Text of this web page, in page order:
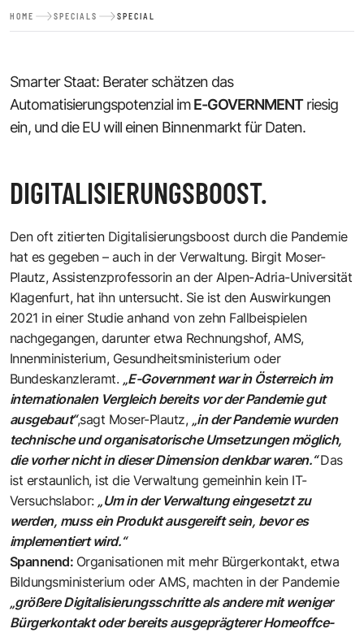
HOME SPECIALS SPECIAL
Smarter Staat: Berater schätzen das
Automatisierungspotenzial imE-GOVERNMENTriesig
ein, und die EU will einen Binnenmarkt für Daten.
DIGITALISIERUNGSBOOST.
Den oft zitierten Digitalisierungsboost durch die Pandemie
hat es gegeben – auch in der Verwaltung. Birgit Moser-
Plautz, Assistenzprofessorin an der Alpen-Adria-Universität
Klagenfurt, hat ihn untersucht. Sie ist den Auswirkungen
2021 in einer Studie anhand von zehn Fallbeispielen
nachgegangen, darunter etwa Rechnungshof, AMS,
Innenministerium, Gesundheitsministerium oder
Bundeskanzleramt. „E-Government war in Österreich im
internationalen Vergleich bereits vor der Pandemie gut
ausgebaut“,sagt Moser-Plautz, „in der Pandemie wurden
technische und organisatorische Umsetzungen möglich,
die vorher nicht in dieser Dimension denkbar waren.“ Das
ist erstaunlich, ist die Verwaltung gemeinhin kein IT-
Versuchslabor: „Um in der Verwaltung eingesetzt zu
werden, muss ein Produkt ausgereift sein, bevor es
implementiert wird.“
Spannend: Organisationen mit mehr Bürgerkontakt, etwa
Bildungsministerium oder AMS, machten in der Pandemie
„größere Digitalisierungsschritte als andere mit weniger
Bürgerkontakt oder bereits ausgeprägterer Homeoffce-